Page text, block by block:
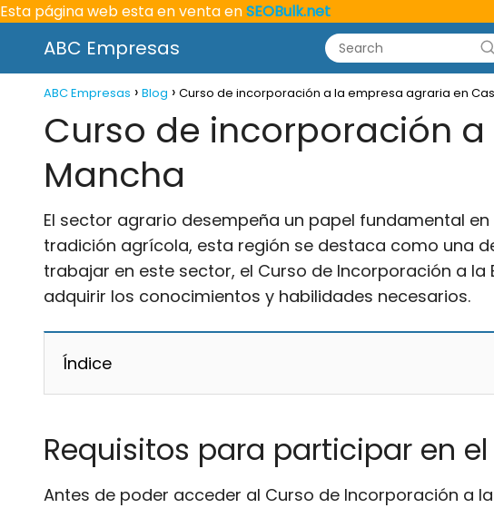
Esta página web esta en venta enSEOBulk.net
ABC Empresas
ABC Empresas Blog Curso de incorporación a la empresa agraria en
Curso de incorporación
Mancha
El sector agrario desempeña un papel fundamental
tradición agrícola, esta región se destaca como una
trabajar en este sector, el Curso de Incorporación a
adquirir los conocimientos y habilidades necesarios.
Índice
Requisitos para participar en
Antes de poder acceder al Curso de Incorporación a